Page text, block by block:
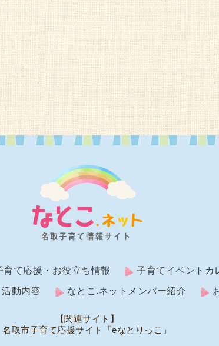
育て応援・お役立ち情報 子育てイベントカ
活動内容 なとこ.ネットメンバー紹介
【関連サイト】
名取市子育て応援サイト「eなとりっこ 」